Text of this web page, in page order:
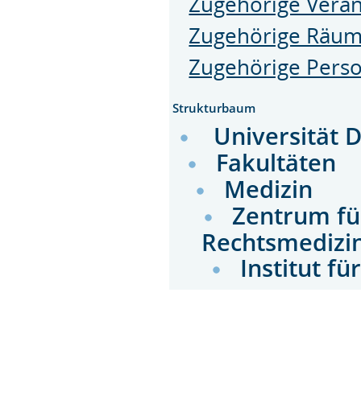
Zugehörige
Zugehörige
Strukturbaum
Universität
Fakultäten
Medizin
Zentrum
Institut